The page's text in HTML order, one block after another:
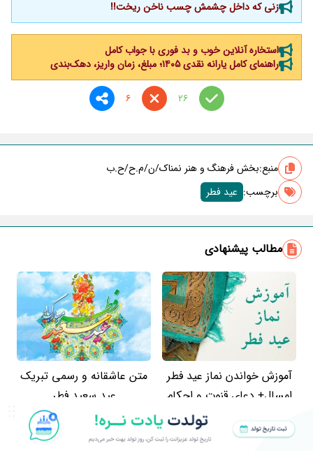
زنی که داخل چشمش چسب ناخن ریخت!!
استخاره آنلاین خوب و بد فوری با جواب کامل
راهنمای کامل یارانه نقدی ۱۴۰۵؛ مبلغ، زمان واریز، دهک‌بندی
26
6
منبع:بخش فرهنگ و هنر نمناک/ن/م.ح/ح.ب
برچسب‌: عید فطر
مطالب پیشنهادی
آموزش خواندن نماز عید فطر
امسال+ دعای قنوت و احکام
متن عاشقانه و رسمی تبریک
عید سعید فطر